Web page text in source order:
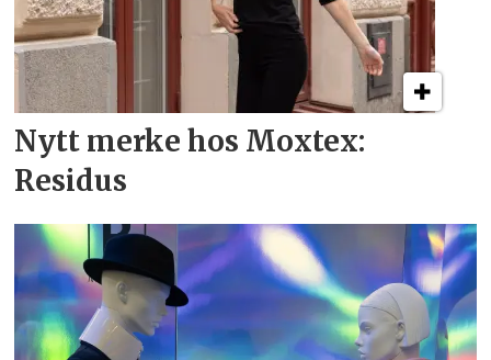
Nytt merke hos Moxtex:
Residus